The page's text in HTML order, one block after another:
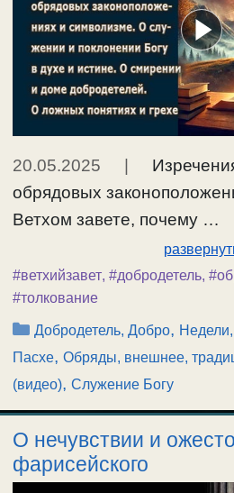
20.05.2025
обрядовых
Ветхом завете, почему …
#ветхийзавет, #добродетель,
#толкование
Рубрики
Добродетель, Добро,
Пасхе, Обряды, внешнее,
(видео), Служение Богу
О нечувствии и
фарисейского